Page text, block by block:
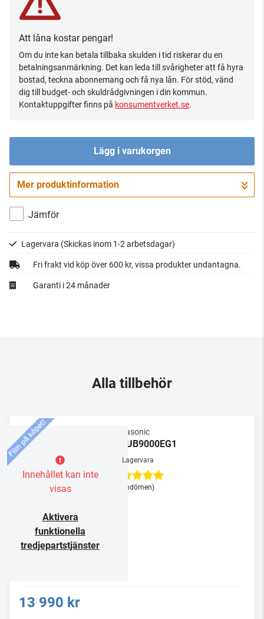
Att låna kostar pengar!
Om du inte kan betala tillbaka skulden i tid riskerar du en
betalningsanmärkning. Det kan leda till svårigheter att få hyra
bostad, teckna abonnemang och få nya lån. För stöd, vänd
dig till budget- och skuldrådgivningen i din kommun.
Kontaktuppgifter finns på konsumentverket.se.
Lägg i varukorgen
Gå till kassan
Mer produktinformation
Jämför
Lagervara (Skickas inom 1-2 arbetsdagar)
Fri frakt vid köp över 600 kr, vissa produkter undantagna.
Garanti i 24 månader
Alla tillbehör
Innehållet kan inte
visas
Aktivera
funktionella
tredjepartstjänster
Panasonic
DP-UB9000EG1
Lagervara
(2 omdömen)
13 990 kr